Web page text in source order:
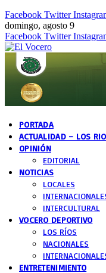
Facebook Twitter
domingo, agosto 9
Facebook Twitter
PORTADA
ACTUALIDAD – LOS
OPINIÓN
EDITORIAL
NOTICIAS
LOCALES
INTERCULTURAL
VOCERO DEPORTIVO
LOS RÍOS
NACIONALES
ENTRETENIMIENTO